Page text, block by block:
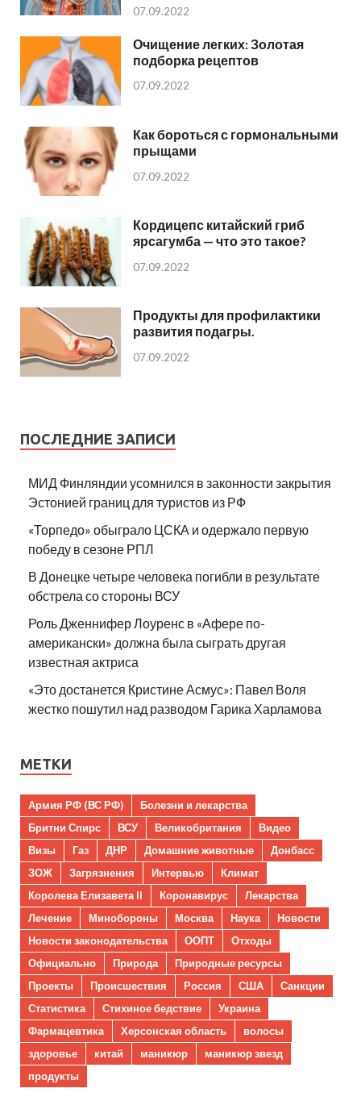
07.09.2022
Очищение легких: Золотая
подборка рецептов
07.09.2022
Как бороться с гормональными
прыщами
07.09.2022
Кордицепс китайский гриб
ярсагумба — что это такое?
07.09.2022
Продукты для профилактики
развития подагры.
07.09.2022
ПОСЛЕДНИЕ ЗАПИСИ
МИД Финляндии усомнился в законности закрытия
Эстонией границ для туристов из РФ
«Торпедо» обыграло ЦСКА и одержало первую
победу в сезоне РПЛ
В Донецке четыре человека погибли в результате
обстрела со стороны ВСУ
Роль Дженнифер Лоуренс в «Афере по-
американски» должна была сыграть другая
известная актриса
«Это достанется Кристине Асмус»: Павел Воля
жестко пошутил над разводом Гарика Харламова
МЕТКИ
Армия РФ (ВС РФ)
Болезни и лекарства
Бритни Спирс
ВСУ Великобритания
Видео
Визы
Газ ДНР Домашние животные
Донбасс
ЗОЖ
Загрязнения Интервью
Климат
Королева Елизавета II
Коронавирус
Лекарства
Лечение
Минобороны Москва Наука
Новости
Новости законодательства
ООПТ
Отходы
Официально
Природа
Природные ресурсы
Проекты
Происшествия Россия США
Санкции
Статистика
Стихиное бедствие
Украина
Фармацевтика
Херсонская область
волосы
здоровье
китай маникюр
маникюр звезд
продукты